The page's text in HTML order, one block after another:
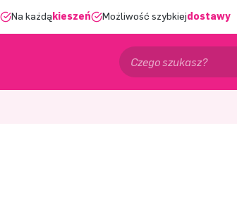
Na każdą kieszeń Możliwość szybkiejdostawy